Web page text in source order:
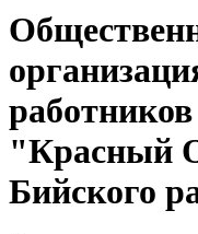
"Красный
Бийского